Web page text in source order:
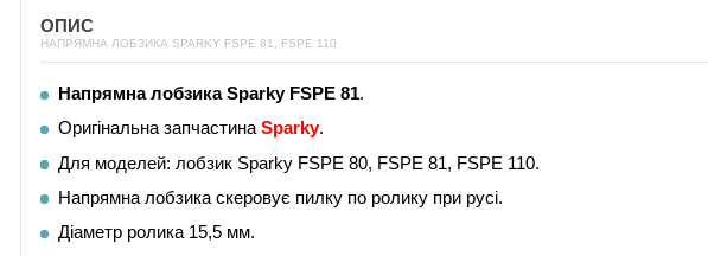
ОПИС
НАПРЯМНА ЛОБЗИКА SPARKY FSPE 81, FSPE 110
Напрямна лобзика Sparky FSPE 81.
Оригінальна запчастинаSparky.
Для моделей: лобзик Sparky FSPE 80, FSPE 81, FSPE 110.
Напрямна лобзика скеровує пилку по ролику при русі.
Діаметр ролика 15,5 мм.